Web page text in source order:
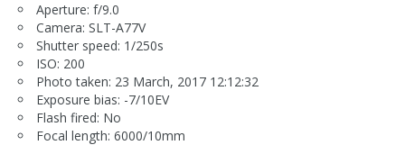
Aperture: f/9.0
Camera: SLT-A77V
Shutter speed: 1/250s
ISO: 200
Photo taken: 23 March, 2017 12:12:32
Exposure bias: -7/10EV
Flash fired: No
Focal length: 6000/10mm